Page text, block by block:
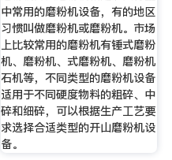
中常用的磨粉机设备，有的地区
习惯叫做磨粉机或磨粉机。市场
上比较常用的磨粉机有锤式磨粉
机、磨粉机、式磨粉机、磨粉机
石机等，不同类型的磨粉机设备
适用于不同硬度物料的粗碎、中
碎和细碎，可以根据生产工艺要
求选择合适类型的开山磨粉机设
备。